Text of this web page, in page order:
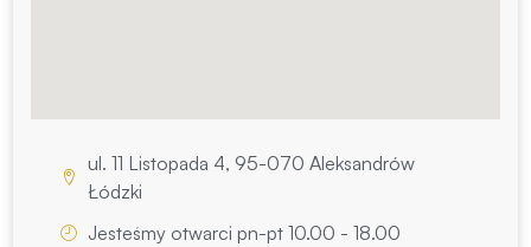
ul. 11 Listopada 4, 95-070 Aleksandrów
Łódzki
Jesteśmy otwarci pn-pt 10.00 - 18.00